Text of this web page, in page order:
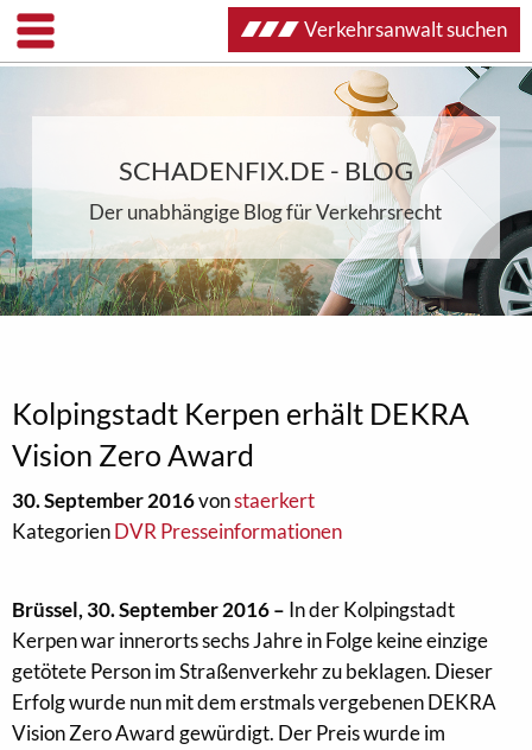
SCHADENFIX.DE - BLOG
Der unabhängige Blog für Verkehrsrecht
Kolpingstadt Kerpen erhält DEKRA
Vision Zero Award
30. September 2016vonstaerkert
KategorienDVR Presseinformationen
Brüssel, 30. September 2016 – In der Kolpingstadt
Kerpen war innerorts sechs Jahre in Folge keine einzige
getötete Person im Straßenverkehr zu beklagen. Dieser
Erfolg wurde nun mit dem erstmals vergebenen DEKRA
Vision Zero Award gewürdigt. Der Preis wurde im
Verkehrsanwalt suchen